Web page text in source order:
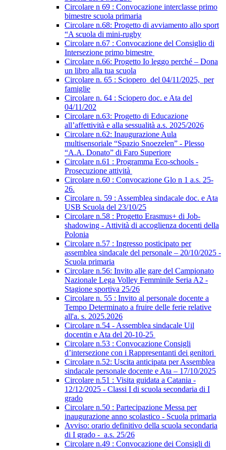
Circolare n 69 : Convocazione interclasse primo
bimestre scuola primaria
Circolare n.68: Progetto di avviamento allo sport
“A scuola di mini-rugby
Circolare n.67 : Convocazione del Consiglio di
Intersezione primo bimestre
Circolare n.66: Progetto Io leggo perché – Dona
un libro alla tua scuola
Circolare n. 65 : Sciopero del 04/11/2025, per
famiglie
Circolare n. 64 : Sciopero doc. e Ata del
04/11/202
Circolare n.63: Progetto di Educazione
all’affettività e alla sessualità a.s. 2025/2026
Circolare n.62: Inaugurazione Aula
multisensoriale “Spazio Snoezelen” - Plesso
“A.A. Donato” di Faro Superiore
Circolare n.61 : Programma Eco-schools -
Prosecuzione attività
Circolare n.60 : Convocazione Glo n 1 a.s. 25-
26.
Circolare n. 59 : Assemblea sindacale doc. e Ata
USB Scuola del 23/10/25
Circolare n.58 : Progetto Erasmus+ di Job-
shadowing - Attività di accoglienza docenti della
Polonia
Circolare n.57 : Ingresso posticipato per
assemblea sindacale del personale – 20/10/2025 -
Scuola primaria
Circolare n.56: Invito alle gare del Campionato
Nazionale Lega Volley Femminile Seria A2 -
Stagione sportiva 25/26
Circolare n. 55 : Invito al personale docente a
Tempo Determinato a fruire delle ferie relative
all'a. s. 2025.2026
Circolare n.54 - Assemblea sindacale Uil
docentin e Ata del 20-10-25
Circolare n.53 : Convocazione Consigli
d’intersezione con i Rappresentanti dei genitori
Circolare n.52: Uscita anticipata per Assemblea
sindacale personale docente e Ata – 17/10/2025
Circolare n.51 : Visita guidata a Catania -
12/12/2025 - Classi I di scuola secondaria di I
grado
Circolare n.50 : Partecipazione Messa per
inaugurazione anno scolastico - Scuola primaria
Avviso: orario definitivo della scuola secondaria
di I grado - a.s. 25/26
Circolare n.49 : Convocazione dei Consigli di